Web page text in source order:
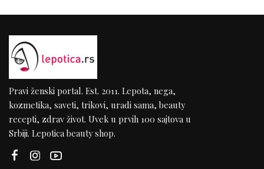
Pravi ženski portal. Est. 2011. Lepota, nega,
kozmetika, saveti, trikovi, uradi sama, beauty
recepti, zdrav život. Uvek u prvih 100 sajtova u
Srbiji. Lepotica beauty shop.